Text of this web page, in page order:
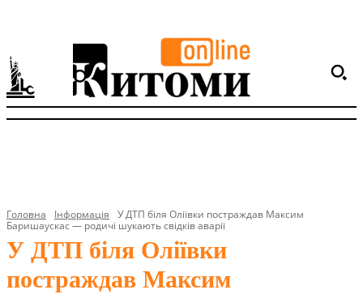
Головна Інформація
У ДТП біля Оліївки постраждав Максим
Баришаускас — родичі шукають свідків аварії
У ДТП біля Оліївки
постраждав Максим